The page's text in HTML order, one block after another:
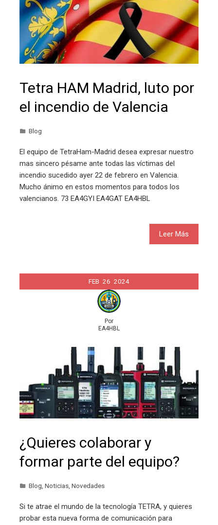
Tetra HAM Madrid, luto por
el incendio de Valencia
Blog
El equipo de TetraHam-Madrid desea expresar nuestro
mas sincero pésame ante todas las víctimas del
incendio sucedido ayer 22 de febrero en Valencia.
Mucho ánimo en estos momentos para todos los
valencianos. 73 EA4GYI EA4GAT EA4HBL
Leer Más
FEB 26 2024
Por
EA4HBL
¿Quieres colaborar y
formar parte del equipo?
Blog Noticias Novedades
Si te atrae el mundo de la tecnología TETRA, y quieres
probar esta nueva forma de comunicación para